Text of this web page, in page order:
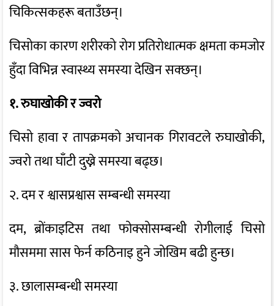
चिकित्सकहरू बताउँछन्।
चिसोका कारण शरीरको रोग प्रतिरोधात्मक क्षमता कमजोर
हुँदा विभिन्न स्वास्थ्य समस्या देखिन सक्छन्।
१. रुघाखोकी र ज्वरो
चिसो हावा र तापक्रमको अचानक गिरावटले रुघाखोकी,
ज्वरो तथा घाँटी दुख्ने समस्या बढ्छ।
२. दम र श्वासप्रश्वास सम्बन्धी समस्या
दम, ब्रोंकाइटिस तथा फोक्सोसम्बन्धी रोगीलाई चिसो
मौसममा सास फेर्न कठिनाइ हुने जोखिम बढी हुन्छ।
३. छालासम्बन्धी समस्या